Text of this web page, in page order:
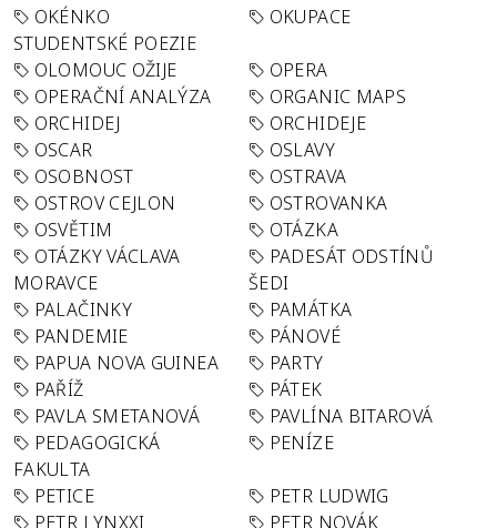
OKÉNKO
STUDENTSKÉ POEZIE
OKUPACE
OLOMOUC OŽIJE
OPERA
OPERAČNÍ ANALÝZA
ORGANIC MAPS
ORCHIDEJ
ORCHIDEJE
OSCAR
OSLAVY
OSOBNOST
OSTRAVA
OSTROV CEJLON
OSTROVANKA
OSVĚTIM
OTÁZKA
OTÁZKY VÁCLAVA
MORAVCE
PADESÁT ODSTÍNŮ
ŠEDI
PALAČINKY
PAMÁTKA
PANDEMIE
PÁNOVÉ
PAPUA NOVA GUINEA
PARTY
PAŘÍŽ
PÁTEK
PAVLA SMETANOVÁ
PAVLÍNA BITAROVÁ
PEDAGOGICKÁ
FAKULTA
PENÍZE
PETICE
PETR LUDWIG
PETR LYNXXI
PETR NOVÁK